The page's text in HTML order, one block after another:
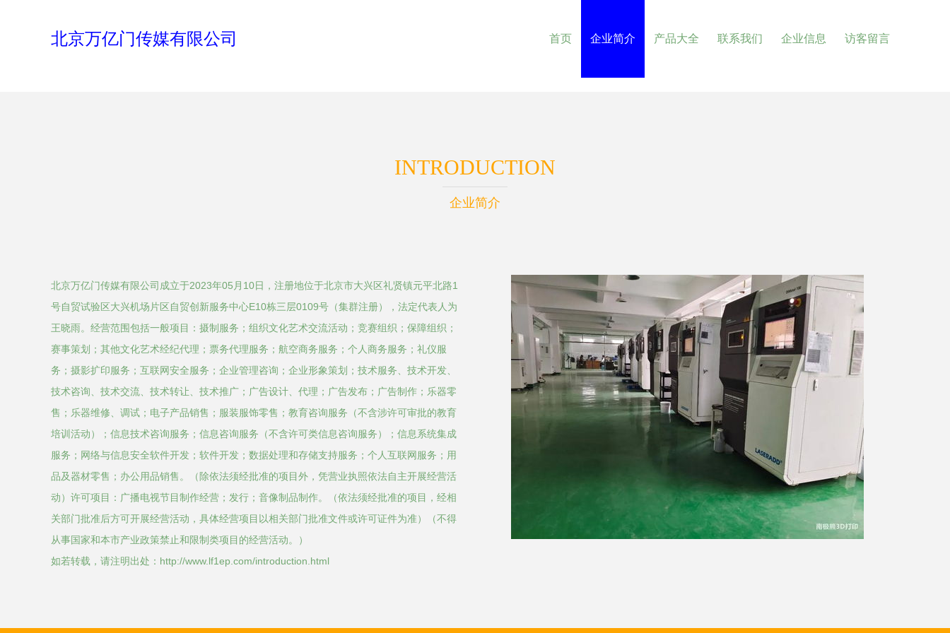
北京万亿门传媒有限公司 首页 企业简介 产品大全 联系我们 企业信息 访客留言
INTRODUCTION
企业简介
北京万亿门传媒有限公司成立于2023年05月10日，注册地位于北京市大兴区礼贤镇元平北路1
号自贸试验区大兴机场片区自贸创新服务中心E10栋三层0109号（集群注册），法定代表人为
王晓雨。经营范围包括一般项目：摄制服务；组织文化艺术交流活动；竞赛组织；保障组织；
赛事策划；其他文化艺术经纪代理；票务代理服务；航空商务服务；个人商务服务；礼仪服
务；摄影扩印服务；互联网安全服务；企业管理咨询；企业形象策划；技术服务、技术开发、
技术咨询、技术交流、技术转让、技术推广；广告设计、代理；广告发布；广告制作；乐器零
售；乐器维修、调试；电子产品销售；服装服饰零售；教育咨询服务（不含涉许可审批的教育
培训活动）；信息技术咨询服务；信息咨询服务（不含许可类信息咨询服务）；信息系统集成
服务；网络与信息安全软件开发；软件开发；数据处理和存储支持服务；个人互联网服务；用
品及器材零售；办公用品销售。（除依法须经批准的项目外，凭营业执照依法自主开展经营活
动）许可项目：广播电视节目制作经营；发行；音像制品制作。（依法须经批准的项目，经相
关部门批准后方可开展经营活动，具体经营项目以相关部门批准文件或许可证件为准）（不得
从事国家和本市产业政策禁止和限制类项目的经营活动。）
如若转载，请注明出处：http://www.lf1ep.com/introduction.html